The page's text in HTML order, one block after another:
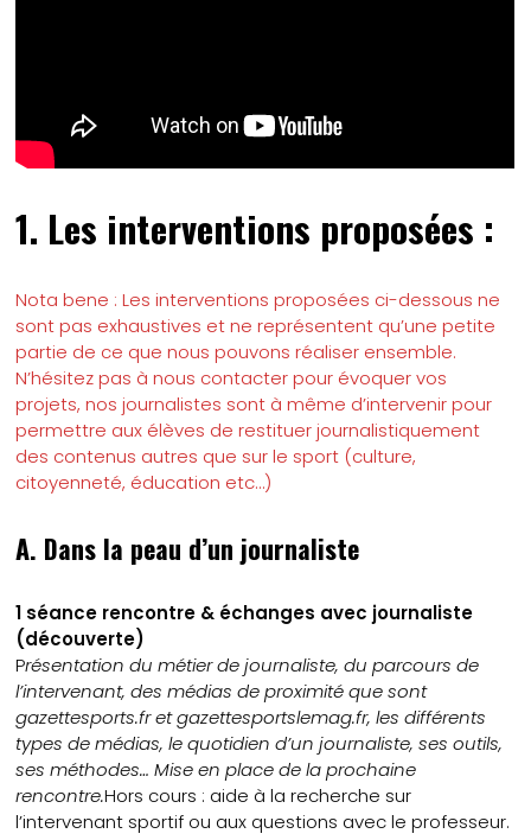
1. Les interventions proposées :
Nota bene : Les interventions proposées ci-dessous ne
sont pas exhaustives et ne représentent qu’une petite
partie de ce que nous pouvons réaliser ensemble.
N’hésitez pas à nous contacter pour évoquer vos
projets, nos journalistes sont à même d’intervenir pour
permettre aux élèves de restituer journalistiquement
des contenus autres que sur le sport (culture,
citoyenneté, éducation etc…)
A. Dans la peau d’un journaliste
1 séance rencontre & échanges avec journaliste
(découverte)
Présentation du métier de journaliste, du parcours de
l’intervenant, des médias de proximité que sont
gazettesports.fr et gazettesportslemag.fr, les différents
types de médias, le quotidien d’un journaliste, ses outils,
ses méthodes… Mise en place de la prochaine
rencontre.Hors cours : aide à la recherche sur
l’intervenant sportif ou aux questions avec le professeur.